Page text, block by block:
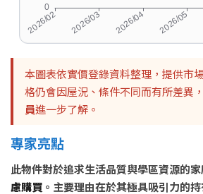
本圖表依實價登錄資料整理，提供市
格仍會因屋況、條件不同而有所差異
員進一步了解。
專家亮點
此物件對於追求生活品質與學區資源的家
慮購買 。主要理由在於其極具吸引力的